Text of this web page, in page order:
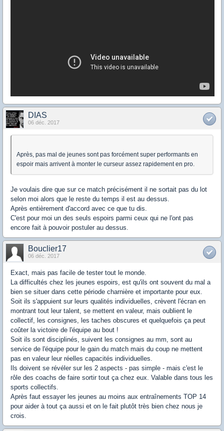
DIAS
06 déc. 2017
Après, pas mal de jeunes sont pas forcément super performants en
espoir mais arrivent à monter le curseur assez rapidement en pro.
Je voulais dire que sur ce match précisément il ne sortait pas du lot
selon moi alors que le reste du temps il est au dessus.
Après entièrement d'accord avec ce que tu dis.
C'est pour moi un des seuls espoirs parmi ceux qui ne l'ont pas
encore fait à pouvoir postuler au dessus.
Bouclier17
06 déc. 2017
Exact, mais pas facile de tester tout le monde.
La difficultés chez les jeunes espoirs, est qu'ils ont souvent du mal a
bien se situer dans cette période charnière et importante pour eux.
Soit ils s'appuient sur leurs qualités individuelles, crèvent l'écran en
montrant tout leur talent, se mettent en valeur, mais oublient le
collectif, les consignes, les taches obscures et quelquefois ça peut
coûter la victoire de l'équipe au bout !
Soit ils sont disciplinés, suivent les consignes au mm, sont au
service de l'équipe pour le gain du match mais du coup ne mettent
pas en valeur leur réelles capacités individuelles.
Ils doivent se révéler sur les 2 aspects - pas simple - mais c'est le
rôle des coachs de faire sortir tout ça chez eux. Valable dans tous les
sports collectifs.
Après faut essayer les jeunes au moins aux entraînements TOP 14
pour aider à tout ça aussi et on le fait plutôt très bien chez nous je
crois.